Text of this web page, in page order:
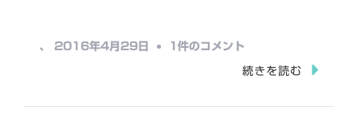
中…
、 2016年4月29日 鹿
1件のコメント
続きを読む